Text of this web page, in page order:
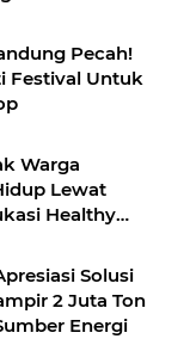
Pecah!
Festival Untuk
Warga
Lewat
Healthy
Solusi
2 Juta Ton
Energi